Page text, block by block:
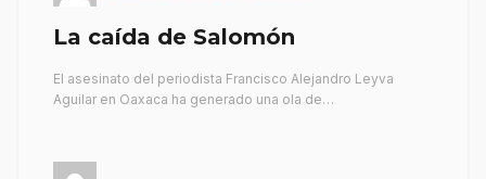
La caída de Salomón
El asesinato del periodista Francisco Alejandro Leyva
Aguilar en Oaxaca ha generado una ola de…